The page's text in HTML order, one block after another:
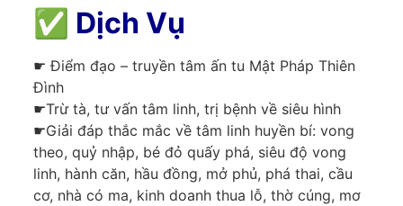
✅ Dịch Vụ
☛ Điểm đạo – truyền tâm ấn tu Mật Pháp Thiên
Đình
☛Trừ tà, tư vấn tâm linh, trị bệnh về siêu hình
☛Giải đáp thắc mắc về tâm linh huyền bí: vong
theo, quỷ nhập, bé đỏ quấy phá, siêu độ vong
linh, hành căn, hầu đồng, mở phủ, phá thai, cầu
cơ, nhà có ma, kinh doanh thua lỗ, thờ cúng, mơ